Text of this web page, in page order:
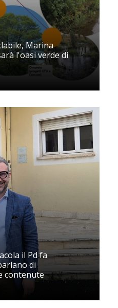
Marina
l'oasi verde di
il Pd fa
di
contenute